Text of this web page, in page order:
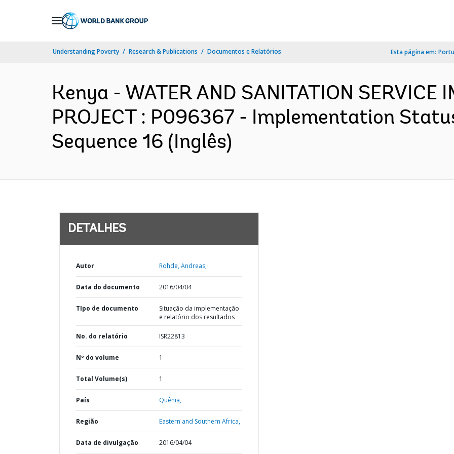
Understanding Poverty Research & Publications Documentos e Relatórios Esta página em:
Kenya - WATER AND SANITATION SERVICE
PROJECT : P096367 - Implementation
Sequence 16 (Inglês)
DETALHES
Autor Rohde, Andreas;
Data do documento 2016/04/04
TIpo de documento
Situação da implementação
e relatório dos resultados
No. do relatório ISR22813
Nº do volume 1
Total Volume(s) 1
País Quênia,
Região Eastern and Southern Africa,
Data de divulgação 2016/04/04